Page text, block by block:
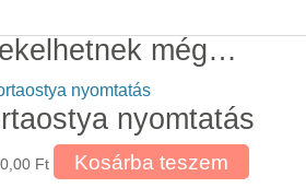
még…
nyomtatás
Ft Kosárba teszem